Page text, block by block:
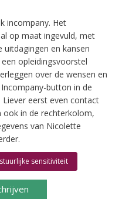
incompany. Het
op maat ingevuld, met
uitdagingen en kansen
opleidingsvoorstel
over de wensen en
button in de
eerst even contact
ook in de rechterkolom,
van Nicolette
sensitiviteit